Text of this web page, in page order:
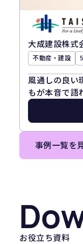
大成建設株式
不動産・建設
風通しの良
もが本音で語
事例一覧を
お役立ち資料